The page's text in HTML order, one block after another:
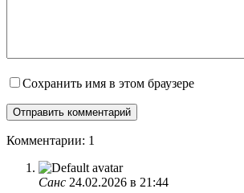
Сохранить имя в этом браузере
Комментарии: 1
Санс 24.02.2026 в 21:44